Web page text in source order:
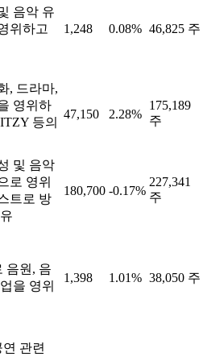
음악 유
위하고
1,248 0.08% 46,825 주
, 드라마,
영위하
등의
47,150 2.28%
175,189
주
및 음악
로 영위
트로 방
180,700 -0.17%
227,341
주
음원, 음
을 영위
1,398 1.01% 38,050 주
관련